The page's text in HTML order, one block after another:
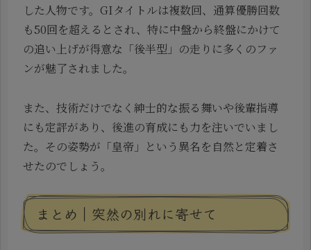
した人物です。GIタイトルは複数回、通算優勝回数
も50回を超えるとされ、特に中盤から終盤にかけて
の追い上げが得意な「後半型」の走りに多くのファ
ンが魅了されました。
また、技術だけでなく紳士的な振る舞いや後輩指導
にも定評があり、後進の育成にも力を注いでいまし
た。その姿勢が「皇帝」という異名を自然と定着さ
せたのでしょう。
まとめ｜突然の別れに寄せて